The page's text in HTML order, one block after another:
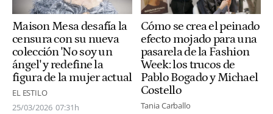
Maison Mesa desafía la
censura con su nueva
colección 'No soy un
ángel' y redefine la
figura de la mujer actual
EL ESTILO
25/03/2026 07:31h
Cómo se crea el peinado
efecto mojado para una
pasarela de la Fashion
Week: los trucos de
Pablo Bogado y Michael
Costello
Tania Carballo